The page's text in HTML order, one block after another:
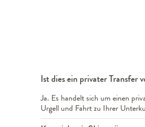
Ist dies ein privater Transfer
Ja. Es handelt sich um einen
Urgell und Fahrt zu Ihrer